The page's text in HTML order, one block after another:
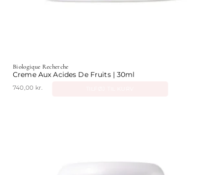
Biologique Recherche
Creme Aux Acides De Fruits | 30ml
740,00 kr.